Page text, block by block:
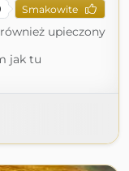
Smakowite
upieczony
jak tu